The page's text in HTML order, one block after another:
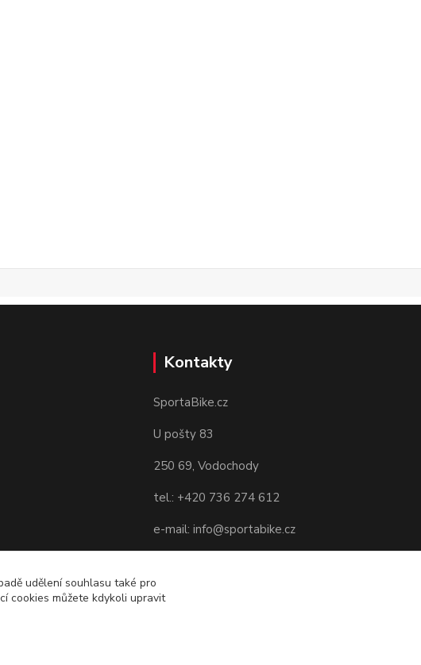
Kontakty
SportaBike.cz
U pošty 83
250 69, Vodochody
tel.: +420 736 274 612
e-mail: info@sportabike.cz
udělení souhlasu také pro
cookies můžete kdykoli upravit